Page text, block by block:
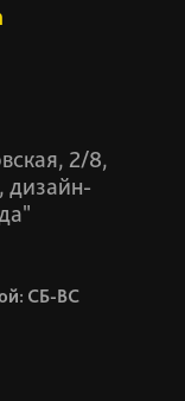
2/8,
дизайн-
СБ-ВС